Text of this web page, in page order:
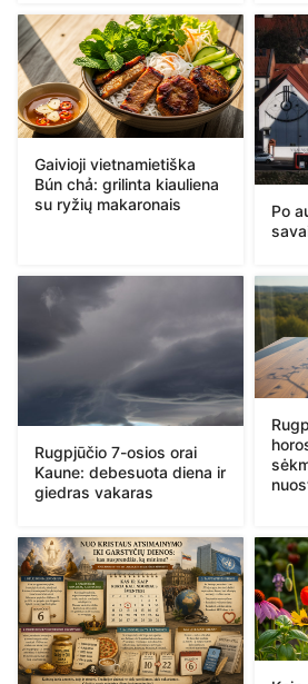
Gaivioji vietnamietiška
Bún chả: grilinta kiauliena
su ryžių makaronais
Po
Rugpjūčio 7-osios orai
Kaune: debesuota diena ir
giedras vakaras